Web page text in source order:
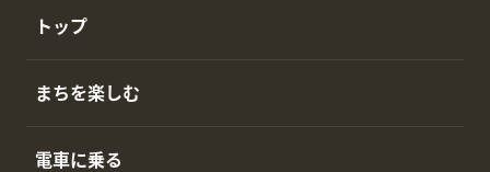
トップ
まちを楽しむ
電車に乗る